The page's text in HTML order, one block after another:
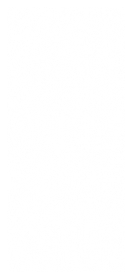
De Signia Active